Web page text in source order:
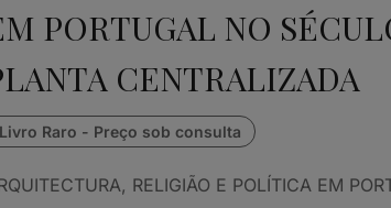
PORTUGAL NO
CENTRALIZADA
RELIGIÃO E POLÍTICA EM